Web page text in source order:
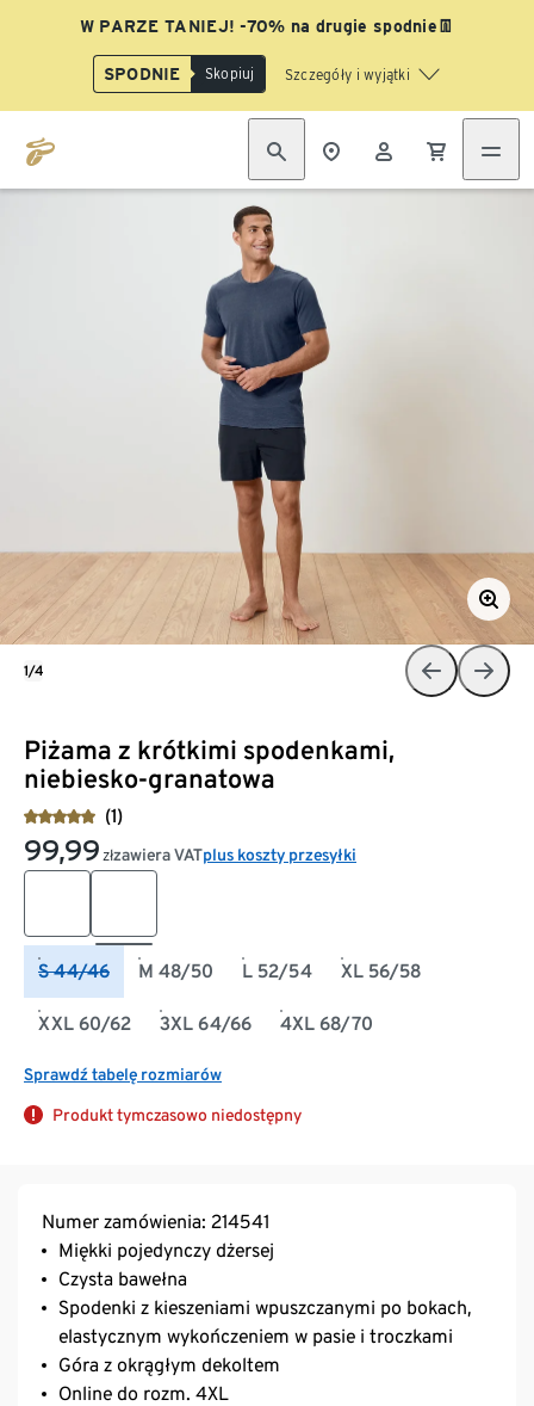
W PARZE TANIEJ! -70% na drugie spodnie👖
SPODNIE Skopiuj Szczegóły i wyjątki
Piżama z krótkimi spodenkami,
niebiesko-granatowa
(1)
99,99 złzawiera VATplus koszty przesyłki
S 44/46 M 48/50 L 52/54 XL 56/58
XXL 60/62 3XL 64/66 4XL 68/70
Sprawdź tabelę rozmiarów
Produkt tymczasowo niedostępny
1/4
Numer zamówienia: 214541
Miękki pojedynczy dżersej
Czysta bawełna
Spodenki z kieszeniami wpuszczanymi po bokach,
elastycznym wykończeniem w pasie i troczkami
Góra z okrągłym dekoltem
Online do rozm. 4XL